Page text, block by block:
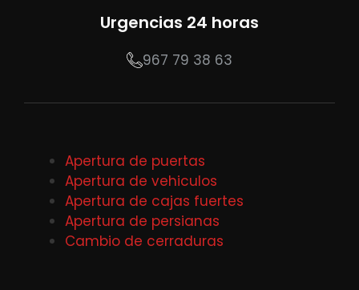
Urgencias 24 horas
967 79 38 63
Apertura de puertas
Apertura de vehiculos
Apertura de cajas fuertes
Apertura de persianas
Cambio de cerraduras